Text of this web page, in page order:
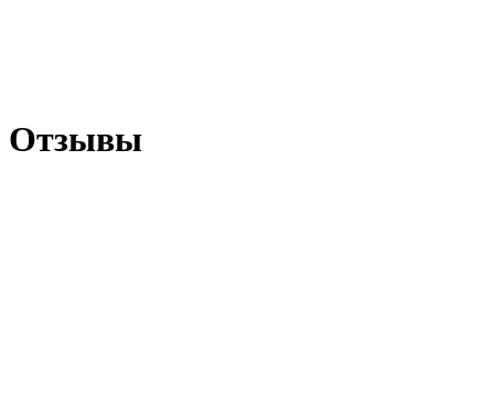
Отзывы